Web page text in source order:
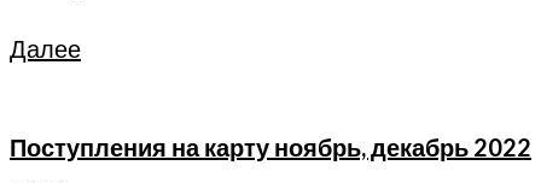
Facebook
Twitter
Google+
Далее
Поступления на карту ноябрь, декабрь 2022